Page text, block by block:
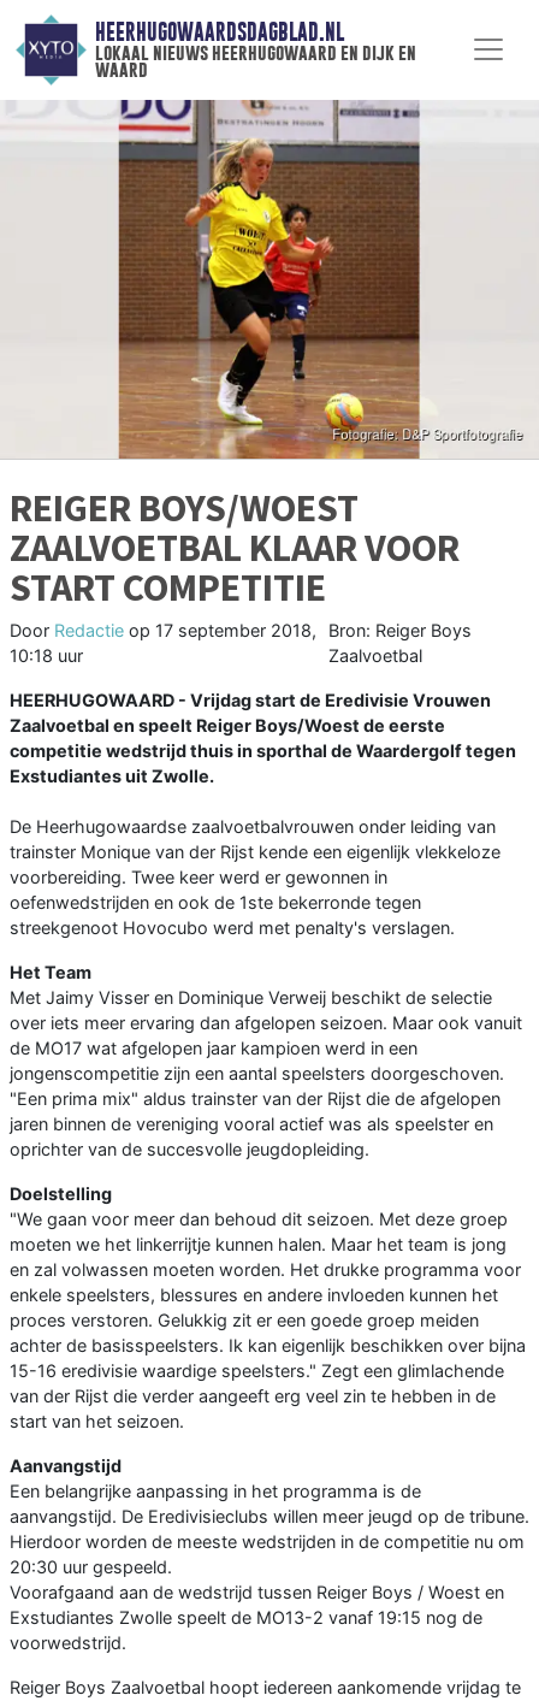
HEERHUGOWAARDSDAGBLAD.NL
lokaal nieuws heerhugowaard en dijk en
waard
REIGER BOYS/WOEST
ZAALVOETBAL KLAAR VOOR
START COMPETITIE
Door Redactie op 17 september 2018,
10:18 uur
Bron: Reiger Boys
Zaalvoetbal
HEERHUGOWAARD - Vrijdag start de Eredivisie Vrouwen
Zaalvoetbal en speelt Reiger Boys/Woest de eerste
competitie wedstrijd thuis in sporthal de Waardergolf tegen
Exstudiantes uit Zwolle.
De Heerhugowaardse zaalvoetbalvrouwen onder leiding van
trainster Monique van der Rijst kende een eigenlijk vlekkeloze
voorbereiding. Twee keer werd er gewonnen in
oefenwedstrijden en ook de 1ste bekerronde tegen
streekgenoot Hovocubo werd met penalty's verslagen.
Het Team
Met Jaimy Visser en Dominique Verweij beschikt de selectie
over iets meer ervaring dan afgelopen seizoen. Maar ook vanuit
de MO17 wat afgelopen jaar kampioen werd in een
jongenscompetitie zijn een aantal speelsters doorgeschoven.
"Een prima mix" aldus trainster van der Rijst die de afgelopen
jaren binnen de vereniging vooral actief was als speelster en
oprichter van de succesvolle jeugdopleiding.
Doelstelling
"We gaan voor meer dan behoud dit seizoen. Met deze groep
moeten we het linkerrijtje kunnen halen. Maar het team is jong
en zal volwassen moeten worden. Het drukke programma voor
enkele speelsters, blessures en andere invloeden kunnen het
proces verstoren. Gelukkig zit er een goede groep meiden
achter de basisspeelsters. Ik kan eigenlijk beschikken over bijna
15-16 eredivisie waardige speelsters." Zegt een glimlachende
van der Rijst die verder aangeeft erg veel zin te hebben in de
start van het seizoen.
Aanvangstijd
Een belangrijke aanpassing in het programma is de
aanvangstijd. De Eredivisieclubs willen meer jeugd op de tribune.
Hierdoor worden de meeste wedstrijden in de competitie nu om
20:30 uur gespeeld.
Voorafgaand aan de wedstrijd tussen Reiger Boys / Woest en
Exstudiantes Zwolle speelt de MO13-2 vanaf 19:15 nog de
voorwedstrijd.
Reiger Boys Zaalvoetbal hoopt iedereen aankomende vrijdag te